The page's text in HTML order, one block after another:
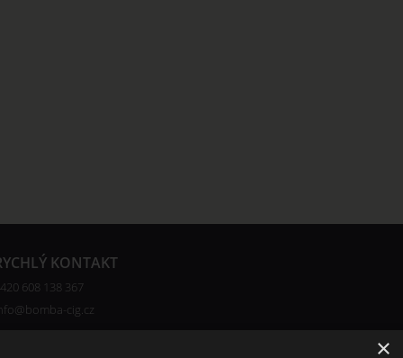
KONTAKT
608 138 367
cig.cz
×